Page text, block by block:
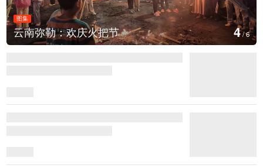
图集
江西铅山：千灯点亮葛仙村 5/6